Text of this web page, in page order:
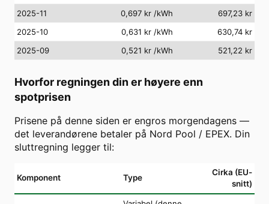
2025-11
0,697 kr /kWh
697,23 kr
2025-10
0,631 kr /kWh
630,74 kr
2025-09
0,521 kr /kWh 521,22 kr
Hvorfor regningen din er høyere enn
spotprisen
Prisene på denne siden er engros morgendagens —
det leverandørene betaler på Nord Pool / EPEX. Din
sluttregning legger til:
Komponent Type
Cirka (EU-
snitt)